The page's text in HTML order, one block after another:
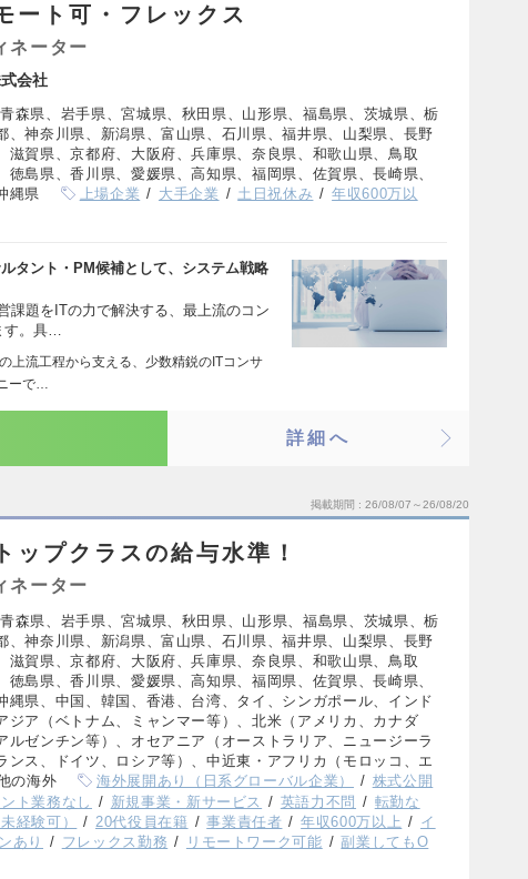
ート可・フレックス
ネーター
会社
森県、岩手県、宮城県、秋田県、山形県、福島県、茨城県、栃
、神奈川県、新潟県、富山県、石川県、福井県、山梨県、長野
滋賀県、京都府、大阪府、兵庫県、奈良県、和歌山県、鳥取
島県、香川県、愛媛県、高知県、福岡県、佐賀県、長崎県、
縄県
上場企業 大手企業 土日祝休み
年収600万以
タント・PM候補として、システム戦略
課題をITの力で解決する、最上流のコン
。具…
上流工程から支える、少数精鋭のITコンサ
ーで…
詳細へ
掲載期間 26/08/07～26/08/20
ップクラスの給与水準！
ネーター
森県、岩手県、宮城県、秋田県、山形県、福島県、茨城県、栃
、神奈川県、新潟県、富山県、石川県、福井県、山梨県、長野
滋賀県、京都府、大阪府、兵庫県、奈良県、和歌山県、鳥取
島県、香川県、愛媛県、高知県、福岡県、佐賀県、長崎県、
縄県、中国、韓国、香港、台湾、タイ、シンガポール、インド
ジア（ベトナム、ミャンマー等）、北米（アメリカ、カナダ
ゼンチン等）、オセアニア（オーストラリア、ニュージーラ
ンス、ドイツ、ロシア等）、中近東・アフリカ（モロッコ、エ
の海外
海外展開あり（日系グローバル企業）
株式公開
ト業務なし 新規事業・新サービス 英語力不問
転勤な
経験可） 20代役員在籍 事業責任者 年収600万以上
イ
あり フレックス勤務 リモートワーク可能
副業してもO